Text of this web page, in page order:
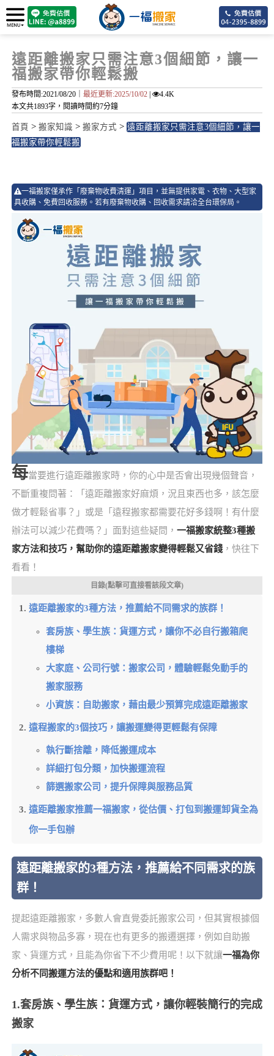
遠距離搬家只需注意3個細節，讓一
福搬家帶你輕鬆搬
發布時間:2021/08/20｜ 最近更新:2025/10/02|
4.4K
本文共1893字，閱讀時間約7分鐘
首頁 > 搬家知識 > 搬家方式 > 遠距離搬家只需注意3個細節，讓一
福搬家帶你輕鬆搬
一福搬家僅承作「廢棄物收費清運」項目，並無提供家電、衣物、大型家
具收購、免費回收服務。若有廢棄物收購、回收需求請洽全台環保局。
每當要進行遠距離搬家時，你的心中是否會出現幾個聲音，
不斷重複問著：「遠距離搬家好麻煩，況且東西也多，該怎麼
做才輕鬆省事？」或是「遠程搬家都需要花好多錢啊！有什麼
辦法可以減少花費嗎？」面對這些疑問， 一福搬家統整3種搬
家方法和技巧，幫助你的遠距離搬家變得輕鬆又省錢，快往下
看看！
目錄(點擊可直接看該段文章)
遠距離搬家的3種方法，推薦給不同需求的族群！
套房族、學生族：貨運方式，讓你不必自行搬箱爬
樓梯
大家庭、公司行號：搬家公司，體驗輕鬆免動手的
搬家服務
小資族：自助搬家，藉由最少預算完成遠距離搬家
遠程搬家的3個技巧，讓搬運變得更輕鬆有保障
執行斷捨離，降低搬運成本
詳細打包分類，加快搬運流程
篩選搬家公司，提升保障與服務品質
遠距離搬家推薦一福搬家，從估價、打包到搬運卸貨全為
你一手包辦
遠距離搬家的3種方法，推薦給不同需求的族
群！
提起遠距離搬家，多數人會直覺委託搬家公司，但其實根據個
人需求與物品多寡，現在也有更多的搬遷選擇，例如自助搬
家、貨運方式，且能為你省下不少費用呢！以下就讓一福為你
分析不同搬運方法的優點和適用族群吧！
1.套房族、學生族：貨運方式，讓你輕裝簡行的完成
搬家